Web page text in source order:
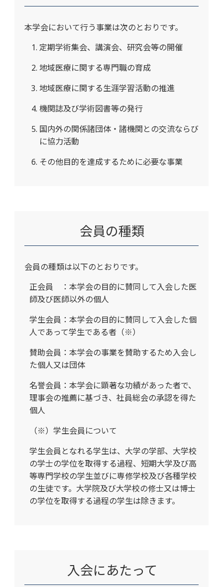
本学会において行う事業は次のとおりです。
定期学術集会、講演会、研究会等の開催
地域医療に関する専門職の育成
地域医療に関する生涯学習活動の推進
機関誌及び学術図書等の発行
国内外の関係諸団体・諸機関との交流ならび
に協力活動
その他目的を達成するために必要な事業
会員の種類
会員の種類は以下のとおりです。
正会員 ：本学会の目的に賛同して入会した医
師及び医師以外の個人
学生会員：本学会の目的に賛同して入会した個
人であって学生である者（※）
賛助会員：本学会の事業を賛助するため入会し
た個人又は団体
名誉会員：本学会に顕著な功績があった者で、
理事会の推薦に基づき、社員総会の承認を得た
個人
（※）学生会員について
学生会員となれる学生は、大学の学部、大学校
の学士の学位を取得する過程、短期大学及び高
等専門学校の学生並びに専修学校及び各種学校
の生徒です。大学院及び大学校の修士又は博士
の学位を取得する過程の学生は除きます。
入会にあたって